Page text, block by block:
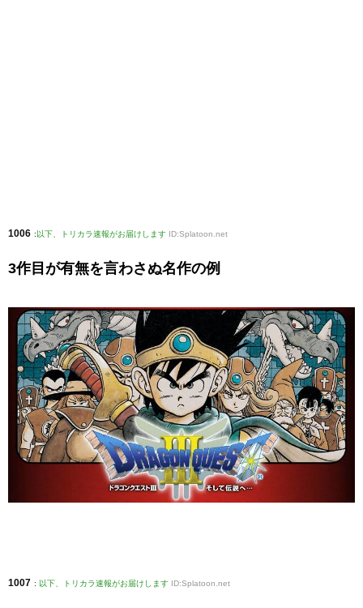
1006 :以下、トリカラ速報がお届けします ID:Splatoon.net
3作目が有無を言わさぬ名作の例
1007 : 以下、トリカラ速報がお届けします ID:Splatoon.net